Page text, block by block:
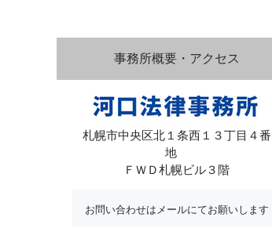
事務所概要・アクセス
札幌市中央区北１条西１３丁目４番
地
ＦＷＤ札幌ビル３階
お問い合わせはメールにてお願いします